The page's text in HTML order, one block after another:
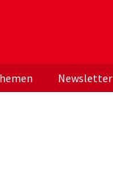
Newsletter